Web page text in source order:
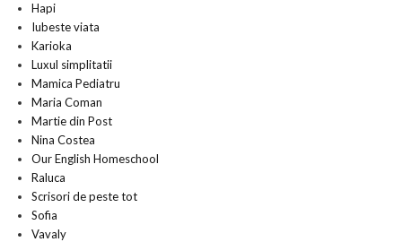
Hapi
Iubeste viata
Karioka
Luxul simplitatii
Mamica Pediatru
Maria Coman
Martie din Post
Nina Costea
Our English Homeschool
Raluca
Scrisori de peste tot
Sofia
Vavaly